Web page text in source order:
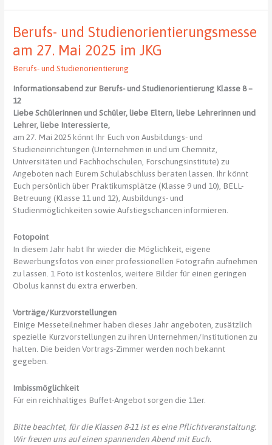
Berufs- und Studienorientierungsmesse
am 27. Mai 2025 im JKG
Berufs- und Studienorientierung
Informationsabend zur Berufs- und Studienorientierung Klasse 8 –
12
Liebe Schülerinnen und Schüler, liebe Eltern, liebe Lehrerinnen und
Lehrer, liebe Interessierte,
am 27. Mai 2025 könnt Ihr Euch von Ausbildungs- und
Studieneinrichtungen (Unternehmen in und um Chemnitz,
Universitäten und Fachhochschulen, Forschungsinstitute) zu
Angeboten nach Eurem Schulabschluss beraten lassen. Ihr könnt
Euch persönlich über Praktikumsplätze (Klasse 9 und 10), BELL-
Betreuung (Klasse 11 und 12), Ausbildungs- und
Studienmöglichkeiten sowie Aufstiegschancen informieren.
Fotopoint
In diesem Jahr habt Ihr wieder die Möglichkeit, eigene
Bewerbungsfotos von einer professionellen Fotografin aufnehmen
zu lassen. 1 Foto ist kostenlos, weitere Bilder für einen geringen
Obolus kannst du extra erwerben.
Vorträge/Kurzvorstellungen
Einige Messeteilnehmer haben dieses Jahr angeboten, zusätzlich
spezielle Kurzvorstellungen zu ihren Unternehmen/Institutionen zu
halten. Die beiden Vortrags-Zimmer werden noch bekannt
gegeben.
Imbissmöglichkeit
Für ein reichhaltiges Buffet-Angebot sorgen die 11er.
Bitte beachtet, für die Klassen 8-11 ist es eine Pflichtveranstaltung.
Wir freuen uns auf einen spannenden Abend mit Euch.